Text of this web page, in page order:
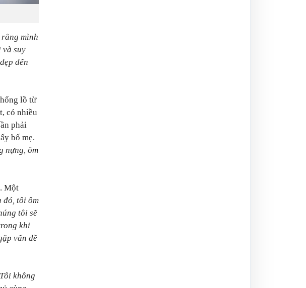
mình
và suy
đến
lồ từ
có nhiều
phải
bố mẹ.
nựng, ôm
Một
đó, tôi ôm
tôi sẽ
khi
vấn đề
không